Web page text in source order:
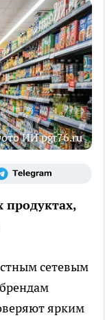
ИИ pgr76.ru
сетевым
ярким